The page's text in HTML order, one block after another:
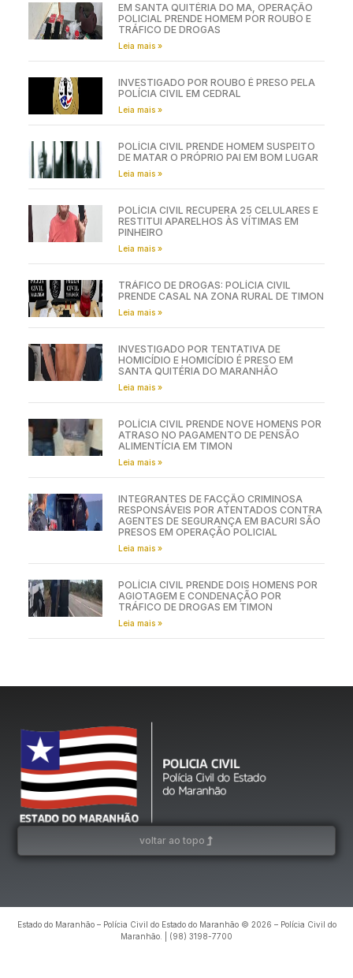
EM SANTA QUITÉRIA DO MA, OPERAÇÃO
POLICIAL PRENDE HOMEM POR ROUBO E
TRÁFICO DE DROGAS
Leia mais »
INVESTIGADO POR ROUBO É PRESO PELA
POLÍCIA CIVIL EM CEDRAL
Leia mais »
POLÍCIA CIVIL PRENDE HOMEM SUSPEITO
DE MATAR O PRÓPRIO PAI EM BOM LUGAR
Leia mais »
POLÍCIA CIVIL RECUPERA 25 CELULARES E
RESTITUI APARELHOS ÀS VÍTIMAS EM
PINHEIRO
Leia mais »
TRÁFICO DE DROGAS: POLÍCIA CIVIL
PRENDE CASAL NA ZONA RURAL DE TIMON
Leia mais »
INVESTIGADO POR TENTATIVA DE
HOMICÍDIO E HOMICÍDIO É PRESO EM
SANTA QUITÉRIA DO MARANHÃO
Leia mais »
POLÍCIA CIVIL PRENDE NOVE HOMENS POR
ATRASO NO PAGAMENTO DE PENSÃO
ALIMENTÍCIA EM TIMON
Leia mais »
INTEGRANTES DE FACÇÃO CRIMINOSA
RESPONSÁVEIS POR ATENTADOS CONTRA
AGENTES DE SEGURANÇA EM BACURI SÃO
PRESOS EM OPERAÇÃO POLICIAL
Leia mais »
POLÍCIA CIVIL PRENDE DOIS HOMENS POR
AGIOTAGEM E CONDENAÇÃO POR
TRÁFICO DE DROGAS EM TIMON
Leia mais »
voltar ao topo
Estado do Maranhão – Polícia Civil do Estado do Maranhão © 2026 – Polícia Civil do
Maranhão. | (98) 3198-7700